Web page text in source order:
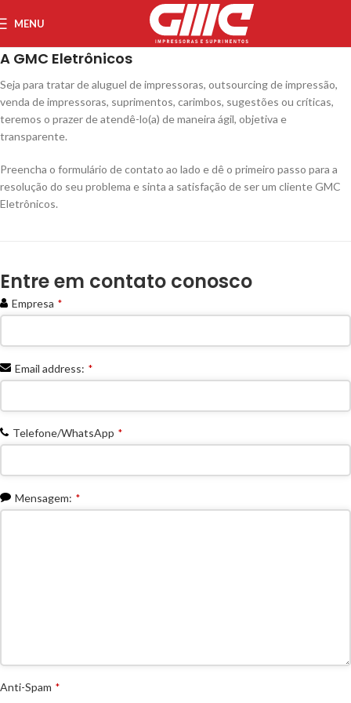
MENU
A GMC Eletrônicos
Seja para tratar de aluguel de impressoras, outsourcing de impressão,
venda de impressoras, suprimentos, carimbos, sugestões ou críticas,
teremos o prazer de atendê-lo(a) de maneira ágil, objetiva e
transparente.
Preencha o formulário de contato ao lado e dê o primeiro passo para a
resolução do seu problema e sinta a satisfação de ser um cliente GMC
Eletrônicos.
Entre em contato conosco
Empresa *
Email address: *
Telefone/WhatsApp *
Mensagem: *
Anti-Spam *